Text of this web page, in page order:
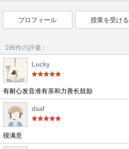
プロフィール 授業を受ける
196件の評価：
Lucky
有耐心发音准有亲和力善长鼓励
dsaf
很满意